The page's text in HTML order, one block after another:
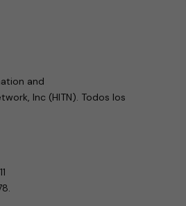
and
Inc (HITN). Todos los